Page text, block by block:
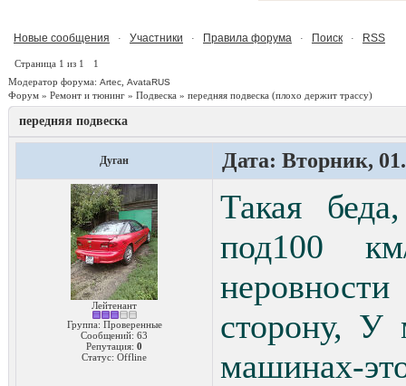
Новые сообщения · Участники · Правила форума · Поиск · RSS
Страница 1 из 1
1
Модератор форума: Artec AvataRUS
Форум » Ремонт и тюнинг » Подвеска » передняя подвеска (плохо держит трассу)
передняя подвеска
Дуган Дата: Вторник,
Лейтенант
Группа: Проверенные
Сообщений: 63
Репутация: 0
Статус: Offline
Такая
под100
сторону, У
машинах-